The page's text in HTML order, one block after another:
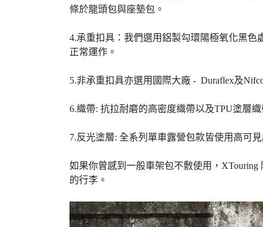
條於龍頭包與座墊包。
4.承重扣具：我們選用鋁製勾環陽極氧化黑色
正常運作。
5.非承重扣具亦選用國際大廠 - Duraflex及
6.織帶: 抗拉耐磨的高密度織帶以及TPU塗層
7.反光塗層: 全系列單車露營包款皆使用高可
如果你曾感到一般車架包不敷使用，
的行李。